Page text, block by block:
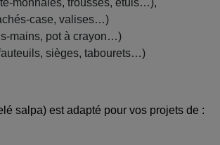
monnaies, trousses, étuis…),
case, valises…)
mains, pot à crayon…)
sièges, tabourets…)
salpa) est adapté pour vos projets de :